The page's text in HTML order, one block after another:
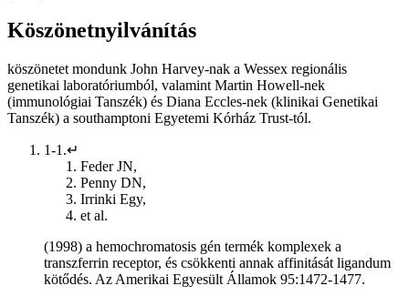
Köszönetnyilvánítás
köszönetet mondunk John Harvey-nak a Wessex regionális
genetikai laboratóriumból, valamint Martin Howell-nek
(immunológiai Tanszék) és Diana Eccles-nek (klinikai Genetikai
Tanszék) a southamptoni Egyetemi Kórház Trust-tól.
1-1.↵
Feder JN,
Penny DN,
Irrinki Egy,
et al.
(1998) a hemochromatosis gén termék komplexek a
transzferrin receptor, és csökkenti annak affinitását ligandum
kötődés. Az Amerikai Egyesült Államok 95:1472-1477.